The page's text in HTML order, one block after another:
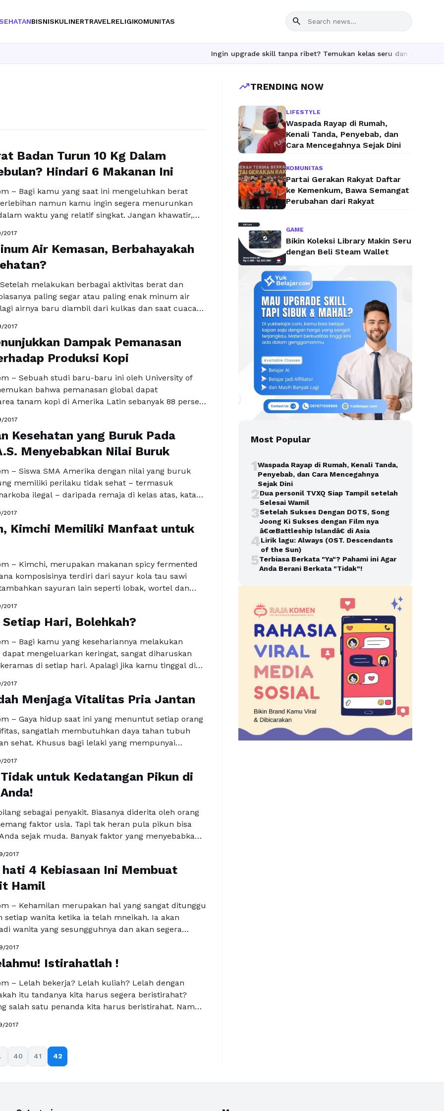
BISNISKULINERTRAVELRELIGIKOMUNITAS search
Ingin upgrade skill tanpa ribet? Temukan kelas seru dan materi lengkap
Badan Turun 10 Kg Dalam
Hindari 6 Makanan Ini
– Bagi kamu yang saat ini mengeluhkan berat
namun kamu ingin segera menurunkan
waktu yang relatif singkat. Jangan khawatir,
menurunkan berat badanmu selama sebulan.
kalori yang tinggi. Jika kamu penggemar roti,
…Baca Selengkapnya
2017
Air Kemasan, Berbahayakah
melakukan berbagai aktivitas berat dan
paling segar atau paling enak minum air
airnya baru diambil dari kulkas dan saat cuaca
pinggir jalan, di pedagang asongan, apalagi di
membuat kita lebih leluasa dan tergoda
meminumnya. …Baca Selengkapnya
2017
Dampak Pemanasan
Produksi Kopi
– Sebuah studi baru-baru ini oleh University of
bahwa pemanasan global dapat
tanam kopi di Amerika Latin sebanyak 88 persen
menemukan bahwa perubahan iklim
negatif terhadap produksi kopi, serta
penting untuk pertanian kopi. … Baca
2017
Kesehatan yang Buruk Pada
Menyebabkan Nilai Buruk
– Siswa SMA Amerika dengan nilai yang buruk
memiliki perilaku tidak sehat – termasuk
ilegal – daripada remaja di kelas atas, kata
dan prestasi akademis mereka, menurut
Pengendalian dan Pencegahan Penyakit A.S. yang
anak bangsa kita …
2017
Kimchi Memiliki Manfaat untuk
– Kimchi, merupakan makanan spicy fermented
komposisinya terdiri dari sayur kola tau sawi
sayuran lain seperti lobak, wortel dan
2-3 hari pada temperature ruangan. Dilansir
Mantan menteri pertanian Korea Selatan, Kim
2017
Setiap Hari, Bolehkah?
– Bagi kamu yang kesehariannya melakukan
dapat mengeluarkan keringat, sangat diharuskan
di setiap hari. Apalagi jika kamu tinggal di
Selain membersihkan rambut dari debu dan
juga dapat membuat kulit kepala kamu pun
2017
Menjaga Vitalitas Pria Jantan
– Gaya hidup saat ini yang menuntut setiap orang
sangatlah membutuhkan daya tahan tubuh
sehat. Khusus bagi lelaki yang mempunyai
kalah bersaing dalam dunia kerja. Tak heran jika
loyo dan kurang bersemangat dalam bekerja, …
2017
untuk Kedatangan Pikun di
sebagai penyakit. Biasanya diderita oleh orang
faktor usia. Tapi tak heran pula pikun bisa
sejak muda. Banyak faktor yang menyebabkan
sekali 'kan kalau di hari tua bahkan masa muda
oleh penyakit pikun? …Baca Selengkapnya
2017
4 Kebiasaan Ini Membuat
Hamil
– Kehamilan merupakan hal yang sangat ditunggu
setiap wanita ketika ia telah mneikah. Ia akan
wanita yang sesungguhnya dan akan segera
hamil. Ada beberapa hal yang dapat menyebabkan
sulit untuk hamil meskipun ia telah mengikuti …
2017
Istirahatlah !
– Lelah bekerja? Lelah kuliah? Lelah dengan
itu tandanya kita harus segera beristirahat?
salah satu penanda kita harus beristirahat. Namun
dari kita yang perlu beristirahat. Lelah fisik atau
2017
40 41 42
trending_upTRENDING NOW
LIFESTYLE
Waspada Rayap di Rumah,
Kenali Tanda, Penyebab, dan
Cara Mencegahnya Sejak Dini
KOMUNITAS
Partai Gerakan Rakyat Daftar
ke Kemenkum, Bawa Semangat
Perubahan dari Rakyat
GAME
Bikin Koleksi Library Makin Seru
dengan Beli Steam Wallet
Most Popular
1Waspada Rayap di Rumah, Kenali Tanda,
Penyebab, dan Cara Mencegahnya
Sejak Dini
2Dua personil TVXQ Siap Tampil setelah
Selesai Wamil
3Setelah Sukses Dengan DOTS, Song
Joong Ki Sukses dengan Film nya
â€œBattleship Islandâ€ di Asia
4Lirik lagu: Always (OST. Descendants
of the Sun)
5Terbiasa Berkata "Ya"? Pahami ini Agar
Anda Berani Berkata "Tidak"!